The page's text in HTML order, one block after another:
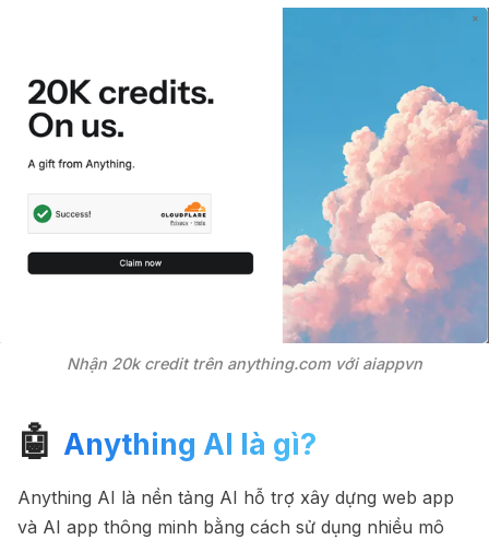
Nhận 20k credit trên anything.com với aiappvn
🤖 Anything AI là gì?
Anything AI là nền tảng AI hỗ trợ xây dựng web app
và AI app thông minh bằng cách sử dụng nhiều mô